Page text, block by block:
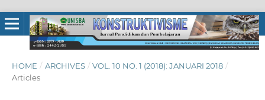
HOME / ARCHIVES / VOL. 10 NO. 1 (2018): JANUARI 2018 /
Articles